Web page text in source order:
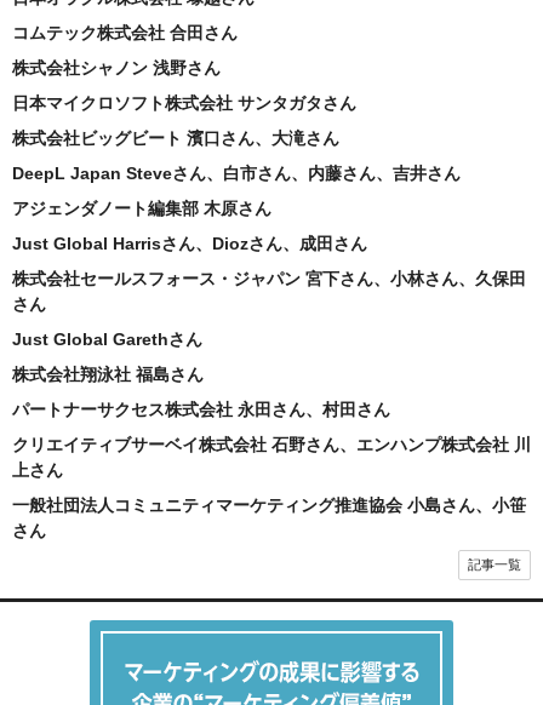
コムテック株式会社 合田さん
株式会社シャノン 浅野さん
日本マイクロソフト株式会社 サンタガタさん
株式会社ビッグビート 濱口さん、大滝さん
DeepL Japan Steveさん、白市さん、内藤さん、吉井さん
アジェンダノート編集部 木原さん
Just Global Harrisさん、Diozさん、成田さん
株式会社セールスフォース・ジャパン 宮下さん、小林さん、久保田
さん
Just Global Garethさん
株式会社翔泳社 福島さん
パートナーサクセス株式会社 永田さん、村田さん
クリエイティブサーベイ株式会社 石野さん、エンハンプ株式会社 川
上さん
一般社団法人コミュニティマーケティング推進協会 小島さん、小笹
さん
記事一覧